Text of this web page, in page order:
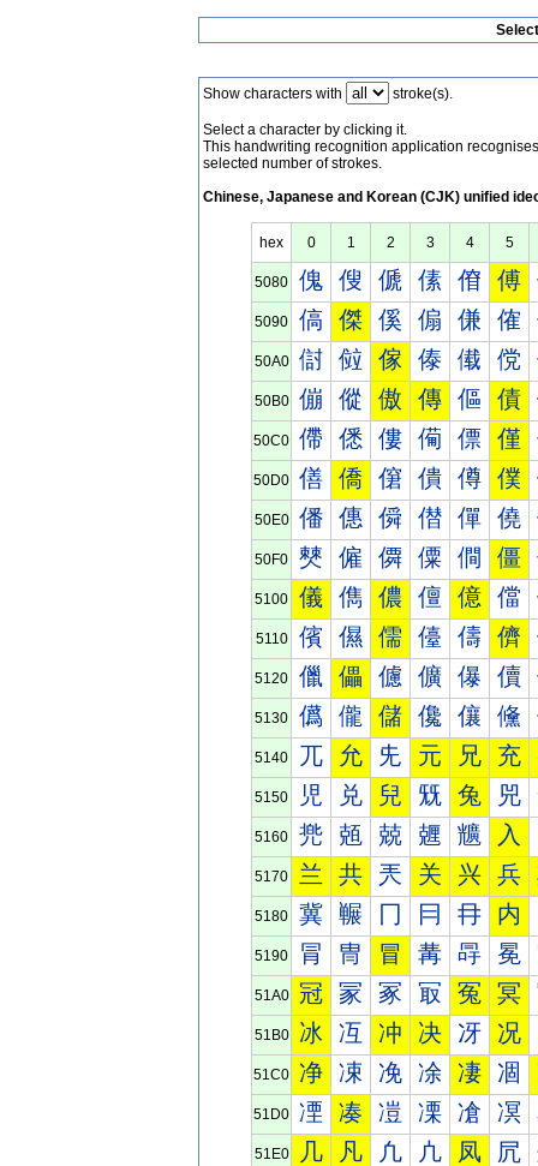
Show characters with stroke(s).
Select a character by clicking it.
This handwriting recognition application
selected number of strokes.
Chinese, Japanese and Korean (CJK) unified
hex 0 1 2 3 4 5
5080 傀 傁 傂 傃 傄 傅
5090 傐 傑 傒 傓 傔 傕
50A0 傠 傡 傢 傣 傤 傥
50B0 傰 傱 傲 傳 傴 債
50C0 僀 僁 僂 僃 僄 僅
50D0 僐 僑 僒 僓 僔 僕
50E0 僠 僡 僢 僣 僤 僥
50F0 僰 僱 僲 僳 僴 僵
5100 儀 儁 儂 儃 億 儅
5110 儐 儑 儒 儓 儔 儕
5120 儠 儡 儢 儣 儤 儥
5130 儰 儱 儲 儳 儴 儵
5140 兀 允 兂 元 兄 充
5150 児 兑 兒 兓 兔 兕
5160 兠 兡 兢 兣 兤 入
5170 兰 共 兲 关 兴 兵
5180 冀 冁 冂 冃 冄 内
5190 冐 冑 冒 冓 冔 冕
51A0 冠 冡 冢 冣 冤 冥
51B0 冰 冱 冲 决 冴 况
51C0 净 凁 凂 凃 凄 凅
51D0 凐 凑 凒 凓 凔 凕
51E0 几 凡 凢 凣 凤 凥